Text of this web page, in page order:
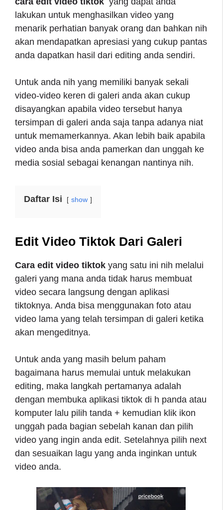
lakukan untuk menghasilkan video yang
menarik perhatian banyak orang dan bahkan nih
akan mendapatkan apresiasi yang cukup pantas
anda dapatkan hasil dari editing anda sendiri.
Untuk anda nih yang memiliki banyak sekali
video-video keren di galeri anda akan cukup
disayangkan apabila video tersebut hanya
tersimpan di galeri anda saja tanpa adanya niat
untuk memamerkannya. Akan lebih baik apabila
video anda bisa anda pamerkan dan unggah ke
media sosial sebagai kenangan nantinya nih.
Daftar Isi show
Edit Video Tiktok Dari Galeri
Cara edit video tiktok yang satu ini nih melalui
galeri yang mana anda tidak harus membuat
video secara langsung dengan aplikasi
tiktoknya. Anda bisa menggunakan foto atau
video lama yang telah tersimpan di galeri ketika
akan mengeditnya.
Untuk anda yang masih belum paham
bagaimana harus memulai untuk melakukan
editing, maka langkah pertamanya adalah
dengan membuka aplikasi tiktok di h panda atau
komputer lalu pilih tanda + kemudian klik ikon
unggah pada bagian sebelah kanan dan pilih
video yang ingin anda edit. Setelahnya pilih next
dan sesuaikan lagu yang anda inginkan untuk
video anda.